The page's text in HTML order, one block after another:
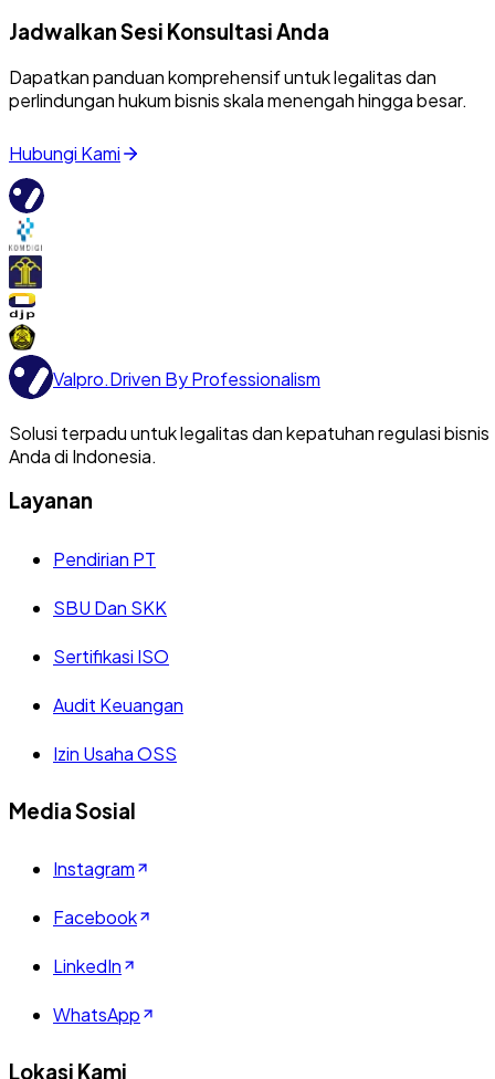
Jadwalkan Sesi Konsultasi Anda
Dapatkan panduan komprehensif untuk legalitas dan
perlindungan hukum bisnis skala menengah hingga besar.
Hubungi Kami
Valpro.Driven By Professionalism
Solusi terpadu untuk legalitas dan kepatuhan regulasi bisnis
Anda di Indonesia.
Layanan
Pendirian PT
SBU Dan SKK
Sertifikasi ISO
Audit Keuangan
Izin Usaha OSS
Media Sosial
Instagram
Facebook
LinkedIn
WhatsApp
Lokasi Kami